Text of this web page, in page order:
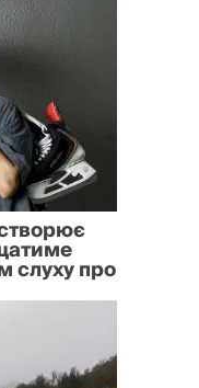
слуху про